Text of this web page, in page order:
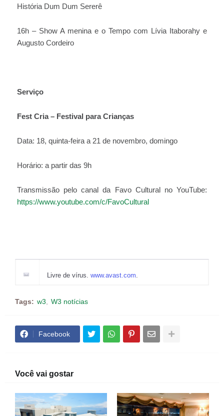
História Dum Dum Sererê
16h – Show A menina e o Tempo com Lívia Itaborahy e
Augusto Cordeiro
Serviço
Fest Cria – Festival para Crianças
Data: 18, quinta-feira a 21 de novembro, domingo
Horário: a partir das 9h
Transmissão pelo canal da Favo Cultural no YouTube:
https://www.youtube.com/c/FavoCultural
Livre de vírus. www.avast.com.
Tags: w3 W3 notícias
Facebook
Você vai gostar